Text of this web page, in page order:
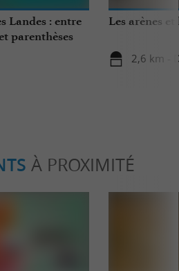
Landes : entre
parenthèses
Les arènes
2,6 km -
À PROXIMITÉ